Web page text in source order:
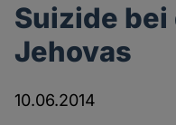
Suizide bei
Jehovas
10.06.2014